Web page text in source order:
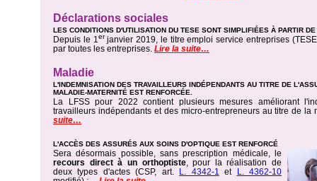
Déclarations sociales
LES CONDITIONS D'UTILISATION DU TESE SONT SIMPLIFIÉES À PARTIR
Depuis le 1er janvier 2019, le titre emploi service entreprises
par toutes les entreprises. Lire la suite…
Maladie
L'INDEMNISATION DES TRAVAILLEURS INDÉPENDANTS AU TITRE DE
MALADIE-MATERNITÉ EST RENFORCÉE.
La LFSS pour 2022 contient plusieurs mesures améliorant
travailleurs indépendants et des micro-entrepreneurs au titre de
suite…
L'ACCÈS DES ASSURÉS AUX SOINS D'OPTIQUE EST RENFORCÉ
Sera désormais possible, sans prescription médicale, le
recours direct à un orthoptiste, pour la réalisation de
deux types d'actes (CSP, art.
L. 4342-1 et
L. 4362-10